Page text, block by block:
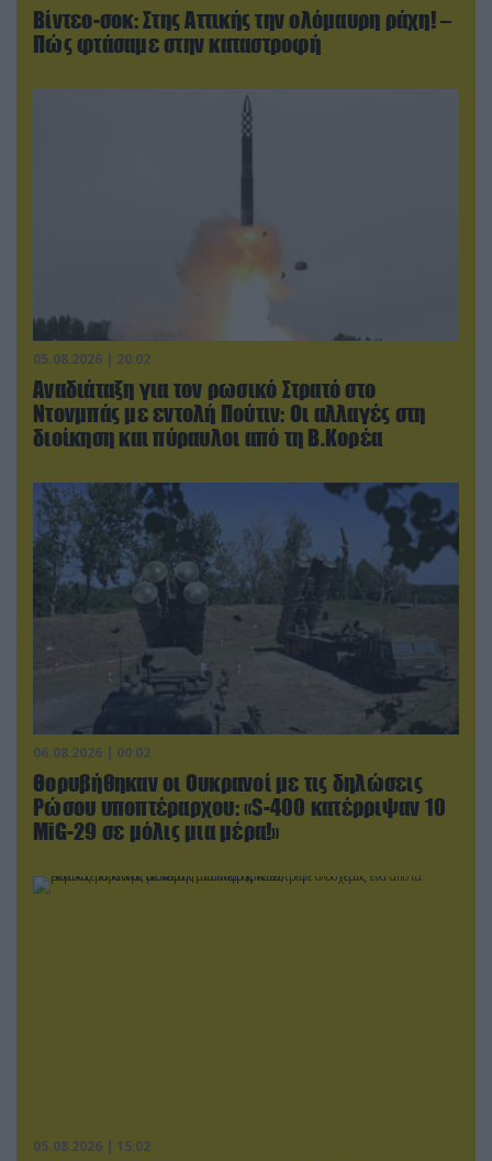
Βίντεο-σοκ: Στης Αττικής την ολόμαυρη ράχη! –
Πώς φτάσαμε στην καταστροφή
05.08.2026 | 20:02
Αναδιάταξη για τον ρωσικό Στρατό στο
Ντονμπάς με εντολή Πούτιν: Οι αλλαγές στη
διοίκηση και πύραυλοι από τη Β.Κορέα
06.08.2026 | 00:02
Θορυβήθηκαν οι Ουκρανοί με τις δηλώσεις
Ρώσου υποπτέραρχου: «S-400 κατέρριψαν 10
MiG-29 σε μόλις μια μέρα!»
05.08.2026 | 15:02